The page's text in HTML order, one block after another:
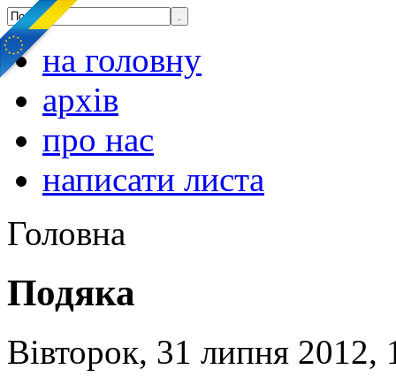
на головну
архів
про нас
написати листа
Головна
Подяка
Вівторок, 31 липня 2012,